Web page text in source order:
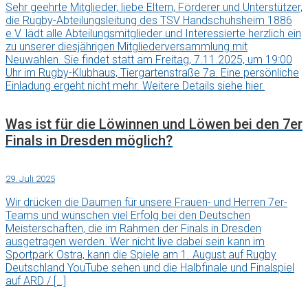
Sehr geehrte Mitglieder, liebe Eltern, Förderer und Unterstützer,
die Rugby-Abteilungsleitung des TSV Handschuhsheim 1886
e.V. lädt alle Abteilungsmitglieder und Interessierte herzlich ein
zu unserer diesjährigen Mitgliederversammlung mit
Neuwahlen. Sie findet statt am Freitag, 7.11.2025, um 19:00
Uhr im Rugby-Klubhaus, Tiergartenstraße 7a. Eine persönliche
Einladung ergeht nicht mehr. Weitere Details siehe hier.
Was ist für die Löwinnen und Löwen bei den 7er
Finals in Dresden möglich?
29. Juli 2025
Wir drücken die Daumen für unsere Frauen- und Herren 7er-
Teams und wünschen viel Erfolg bei den Deutschen
Meisterschaften, die im Rahmen der Finals in Dresden
ausgetragen werden. Wer nicht live dabei sein kann im
Sportpark Ostra, kann die Spiele am 1. August auf Rugby
Deutschland YouTube sehen und die Halbfinale und Finalspiel
auf ARD / […]